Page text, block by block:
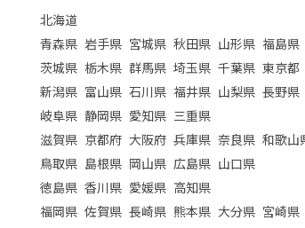
北海道
青森県 岩手県 宮城県 秋田県 山形県 福島県
茨城県 栃木県 群馬県 埼玉県 千葉県 東京都
新潟県 富山県 石川県 福井県 山梨県 長野県
岐阜県 静岡県 愛知県 三重県
滋賀県 京都府 大阪府 兵庫県 奈良県 和歌山
鳥取県 島根県 岡山県 広島県 山口県
徳島県 香川県 愛媛県 高知県
福岡県 佐賀県 長崎県 熊本県 大分県 宮崎県